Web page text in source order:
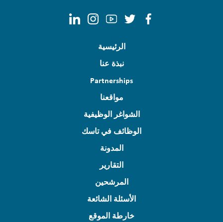
الرئيسية
نبذة عنا
Partnerships
مواقعنا
الشواغر الوظيفية
الوظائف في تاسك
المدونة
التقارير
المرشحين
الأسئلة الشائعة
خارطة الموقع